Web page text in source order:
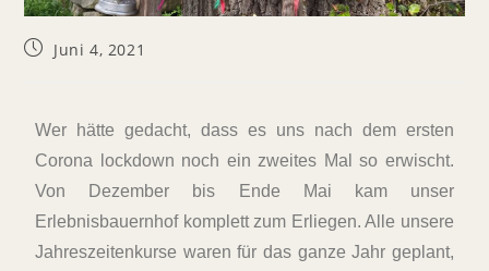
Juni 4, 2021
Wer hätte gedacht, dass es uns nach dem ersten
Corona lockdown noch ein zweites Mal so erwischt.
Von Dezember bis Ende Mai kam unser
Erlebnisbauernhof komplett zum Erliegen. Alle unsere
Jahreszeitenkurse waren für das ganze Jahr geplant,